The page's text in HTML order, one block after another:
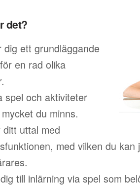
det?
dig ett grundläggande
en rad olika
spel och aktiviteter
du minns.
uttal med
med vilken du
till inlärning via spel som